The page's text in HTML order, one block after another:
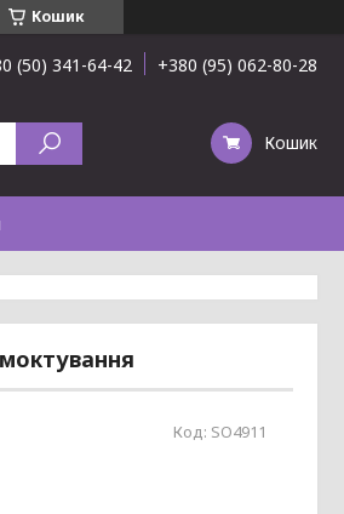
Кошик
(50) 341-64-42 +380 (95) 062-80-28
Кошик
Код: SO4911